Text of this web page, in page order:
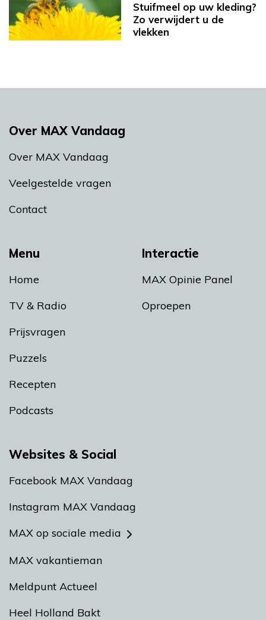
Stuifmeel op uw kleding?
Zo verwijdert u de
vlekken
Menu
Home
TV & Radio
Prijsvragen
Puzzels
Recepten
Podcasts
Interactie
MAX Opinie Panel
Oproepen
Over MAX Vandaag
Over MAX Vandaag
Veelgestelde vragen
Contact
Websites & Social
Facebook MAX Vandaag
Instagram MAX Vandaag
MAX op sociale media
MAX vakantieman
Meldpunt Actueel
Heel Holland Bakt